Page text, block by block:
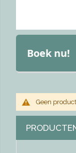
Boek nu!
Geen